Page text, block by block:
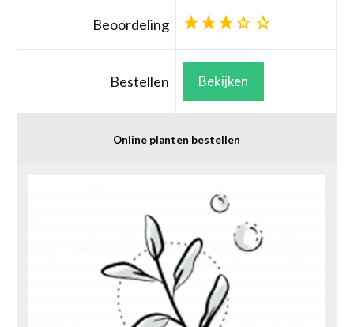
Beoordeling
Bestellen Bekijken
Online planten bestellen